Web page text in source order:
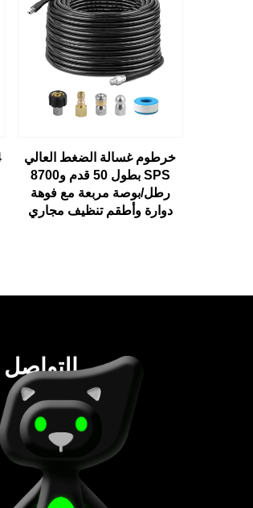
خرطوم غسالة الضغط العالي
SPS بطول 50 قدم و8700
رطل/بوصة مربعة مع فوهة
دوارة وأطقم تنظيف مجاري
يرجى
أسعار نهائي